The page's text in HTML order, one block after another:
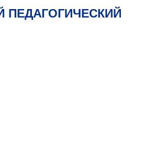
ПЕДАГОГИЧЕСКИЙ